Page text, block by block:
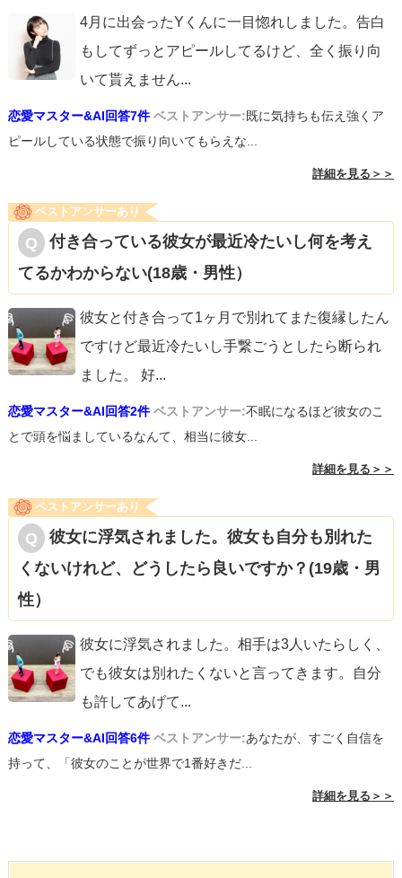
4月に出会ったYくんに一目惚れしました。告白
もしてずっとアピールしてるけど、全く振り向
いて貰えません...
恋愛マスター&AI回答7件 ベストアンサー:既に気持ちも伝え強くア
ピールしている状態で振り向いてもらえな...
詳細を見る＞＞
ベストアンサーあり
付き合っている彼女が最近冷たいし何を考え
てるかわからない(18歳・男性）
彼女と付き合って1ヶ月で別れてまた復縁したん
ですけど最近冷たいし手繋ごうとしたら断られ
ました。 好...
恋愛マスター&AI回答2件 ベストアンサー:不眠になるほど彼女のこ
とで頭を悩ましているなんて、相当に彼女...
詳細を見る＞＞
ベストアンサーあり
彼女に浮気されました。彼女も自分も別れた
くないけれど、どうしたら良いですか？(19歳・男
性）
彼女に浮気されました。相手は3人いたらしく、
でも彼女は別れたくないと言ってきます。自分
も許してあげて...
恋愛マスター&AI回答6件 ベストアンサー:あなたが、すごく自信を
持って、「彼女のことが世界で1番好きだ...
詳細を見る＞＞